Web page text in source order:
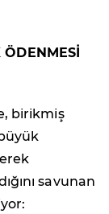
ÖDENMESİ
birikmiş
savunan